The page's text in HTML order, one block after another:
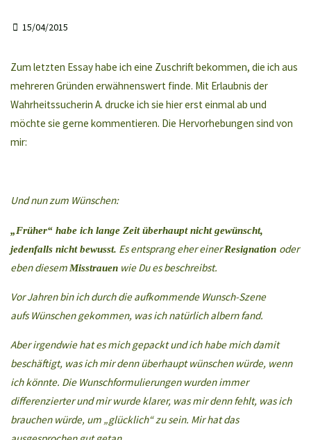
15/04/2015
Zum letzten Essay habe ich eine Zuschrift bekommen, die ich aus
mehreren Gründen erwähnenswert finde. Mit Erlaubnis der
Wahrheitssucherin A. drucke ich sie hier erst einmal ab und
möchte sie gerne kommentieren. Die Hervorhebungen sind von
mir:
Und nun zum Wünschen:
„Früher“ habe ich lange Zeit überhaupt nicht gewünscht,
jedenfalls nicht bewusst. Es entsprang eher einerResignation oder
eben diesem Misstrauen wie Du es beschreibst.
Vor Jahren bin ich durch die aufkommende Wunsch-Szene
aufsWünschen gekommen, was ich natürlich albern fand.
Aber irgendwie hat es mich gepackt und ich habe mich damit
beschäftigt, was ich mir denn überhaupt wünschen würde, wenn
ich könnte. Die Wunschformulierungen wurden immer
differenzierterund mir wurde klarer, was mir denn fehlt, was ich
brauchen würde, um „glücklich“ zu sein. Mir hat das